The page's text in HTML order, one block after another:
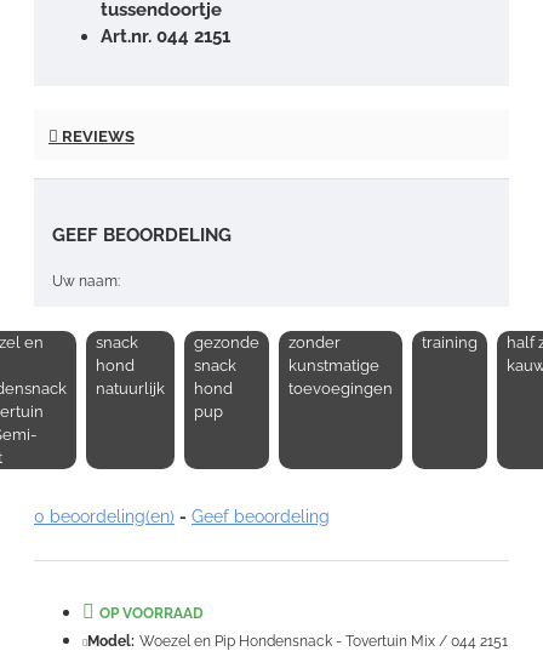
tussendoortje
Art.nr. 044 2151
REVIEWS
GEEF BEOORDELING
Uw naam:
Note:HTML-code wordt niet vertaald!
VERDER
en
snack
hond
natuurlijk
gezonde
snack
hond
pup
zonder
kunstmatige
toevoegingen
training
half
0 beoordeling(en) - Geef beoordeling
OP VOORRAAD
Model: Woezel en Pip Hondensnack - Tovertuin Mix / 044 2151